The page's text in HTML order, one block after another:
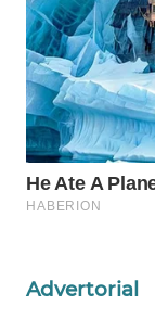
Advertorial
WAHANANEWS
CO ID
WAHANANEWS
NET
WAHANA
SPORT
UMKM